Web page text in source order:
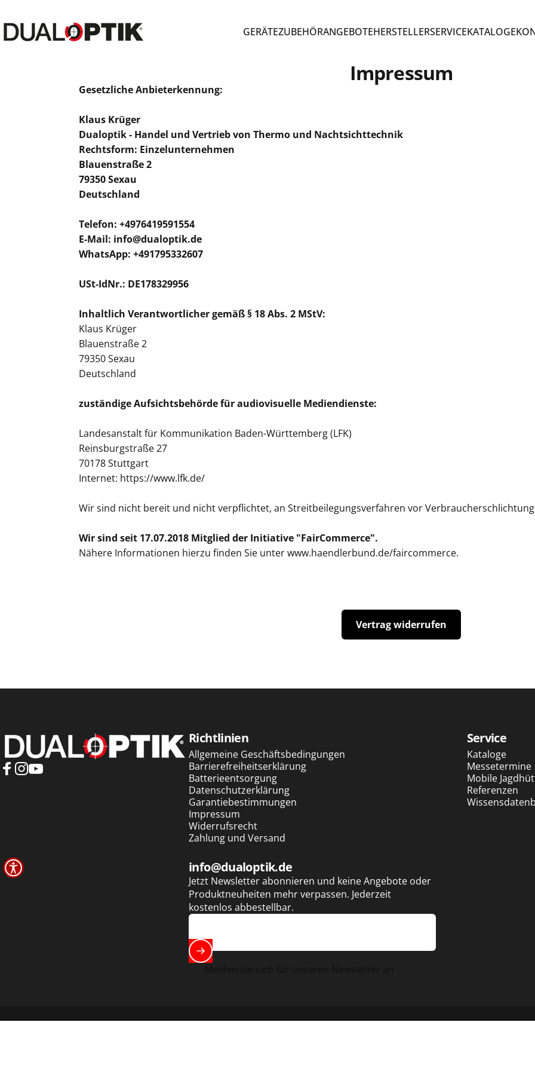
Dualoptik GERÄTEZUBEHÖRANGEBOTEHERSTELLERSERVICEKATALOGE
Impressum
Gesetzliche Anbieterkennung:
Klaus Krüger
Dualoptik - Handel und Vertrieb von Thermo und Nachtsichttechnik
Rechtsform: Einzelunternehmen
Blauenstraße 2
79350 Sexau
Deutschland
Telefon: +4976419591554
E-Mail: info@dualoptik.de
WhatsApp: +491795332607
USt-IdNr.: DE178329956
Inhaltlich Verantwortlicher gemäß § 18 Abs. 2 MStV:
Klaus Krüger
Blauenstraße 2
79350 Sexau
Deutschland
zuständige Aufsichtsbehörde für audiovisuelle Mediendienste:
Landesanstalt für Kommunikation Baden-Württemberg (LFK)
Reinsburgstraße 27
70178 Stuttgart
Internet: https://www.lfk.de/
Wir sind nicht bereit und nicht verpflichtet, an Streitbeilegungsverfahren vor
Wir sind seit 17.07.2018 Mitglied der Initiative "FairCommerce".
Nähere Informationen hierzu finden Sie unterwww.haendlerbund.de/faircommerce.
Vertrag widerrufen
Dualoptik Richtlinien
Allgemeine Geschäftsbedingungen
Barrierefreiheitserklärung
Batterieentsorgung
Datenschutzerklärung
Garantiebestimmungen
Impressum
Widerrufsrecht
Zahlung und Versand
Service
Kataloge
Messetermine
Mobile
Referenzen
info@dualoptik.de
Jetzt Newsletter abonnieren und keine Angebote oder
Produktneuheiten mehr verpassen. Jederzeit
kostenlos abbestellbar.